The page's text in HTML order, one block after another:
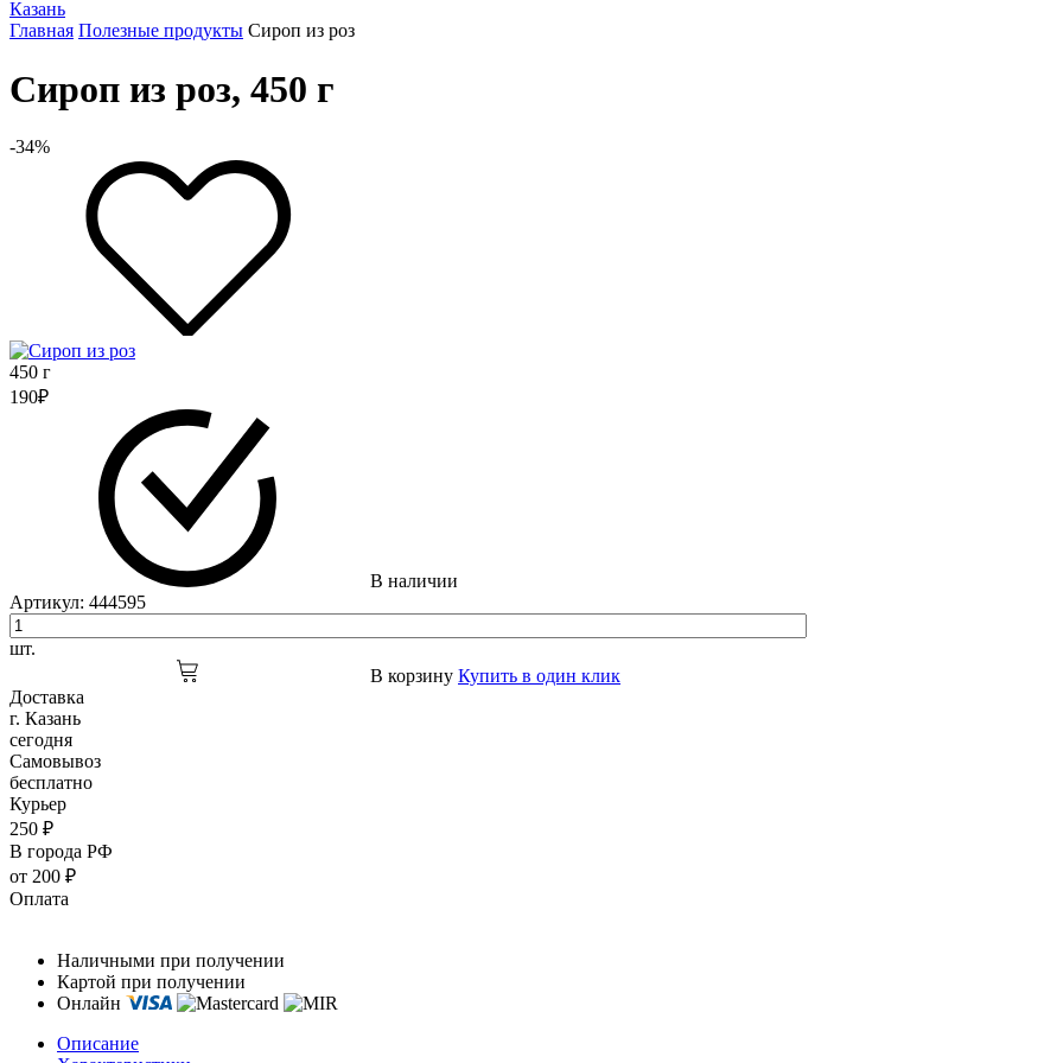
Казань
Главная Полезные продукты Сироп из роз
Сироп из роз, 450 г
-34%
450 г
190₽
В наличии
Артикул: 444595
шт.
В корзину Купить в один клик
Доставка
г. Казань
сегодня
Самовывоз
бесплатно
Курьер
250 ₽
В города РФ
от 200 ₽
Оплата
Наличными при получении
Картой при получении
Онлайн
Описание